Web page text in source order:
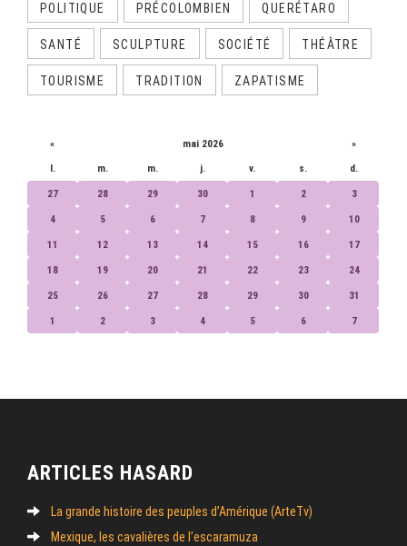
POLITIQUE PRÉCOLOMBIEN QUERÉTARO
SANTÉ SCULPTURE SOCIÉTÉ THÉÂTRE
TOURISME TRADITION ZAPATISME
« mai 2026 »
l. m. m. j. v. s. d.
27 28 29 30 1 2 3
4 5 6 7 8 9 10
11 12 13 14 15 16 17
18 19 20 21 22 23 24
25 26 27 28 29 30 31
1 2 3 4 5 6 7
ARTICLES HASARD
La grande histoire des peuples d’Amérique (ArteTv)
Mexique, les cavalières de l’escaramuza